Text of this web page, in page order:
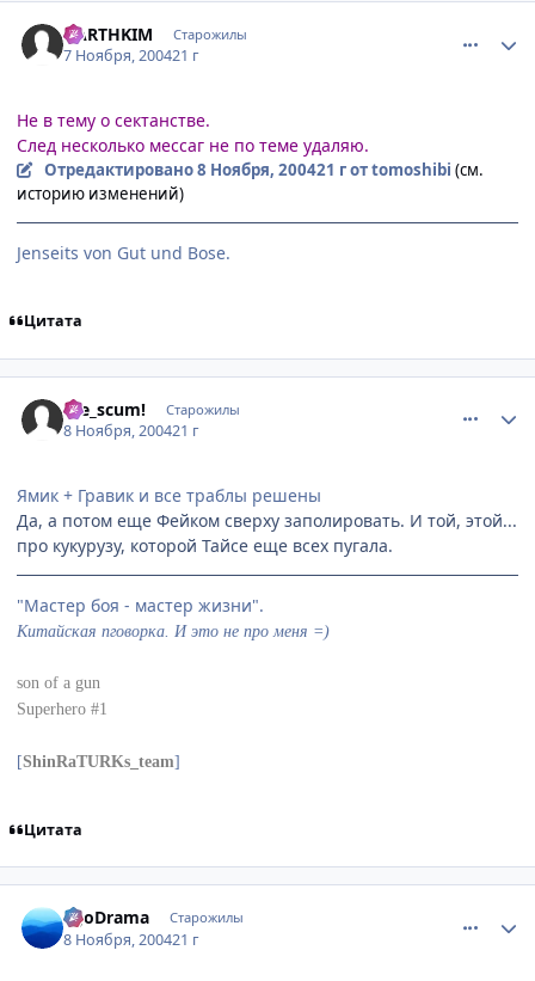
DARTHKIM Старожилы
7 Ноября, 200421 г
Не в тему о сектанстве.
След несколько мессаг не по теме удаляю.
Отредактировано8 Ноября, 200421 гот tomoshibi (см.
историю изменений)
Jenseits von Gut und Bose.
Цитата
Die_scum! Старожилы
8 Ноября, 200421 г
Ямик + Гравик и все траблы решены
Да, а потом еще Фейком сверху заполировать. И той, этой...
про кукурузу, которой Тайсе еще всех пугала.
"Мастер боя - мастер жизни".
Китайская пговорка. И это не про меня =)
son of a gun
Superhero #1
[ShinRaTURKs_team]
Цитата
EgoDrama Старожилы
8 Ноября, 200421 г